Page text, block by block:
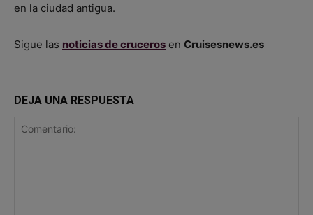
en la ciudad antigua.
Sigue las noticias de cruceros en Cruisesnews.es
DEJA UNA RESPUESTA